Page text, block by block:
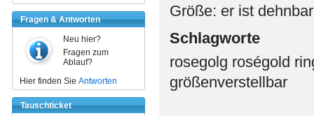
Fragen & Antworten
Neu hier?
Fragen zum
Ablauf?
Hier finden Sie Antworten
Tauschticket
Größe: er ist
Schlagworte
rosegolg roségold
größenverstellbar